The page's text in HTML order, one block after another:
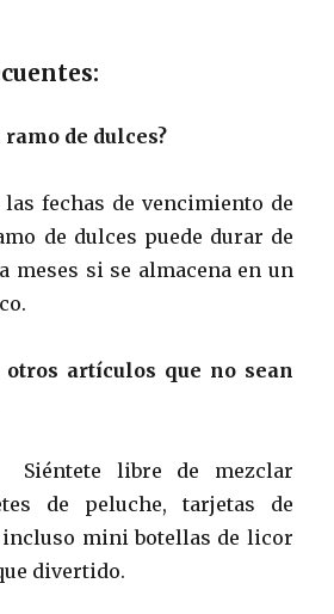
ramo de dulces?
las fechas de vencimiento de
de dulces puede durar de
meses si se almacena en un
otros artículos que no sean
Siéntete libre de mezclar
de peluche, tarjetas de
incluso mini botellas de licor
divertido.